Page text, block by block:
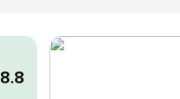
8.8